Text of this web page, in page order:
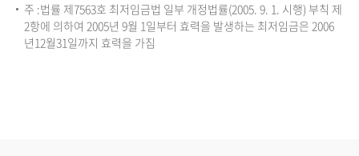
주 :법률 제7563호 최저임금법 일부 개정법률(2005. 9. 1. 시행) 부칙 제
2항에 의하여 2005년 9월 1일부터 효력을 발생하는 최저임금은 2006
년12월31일까지 효력을 가짐